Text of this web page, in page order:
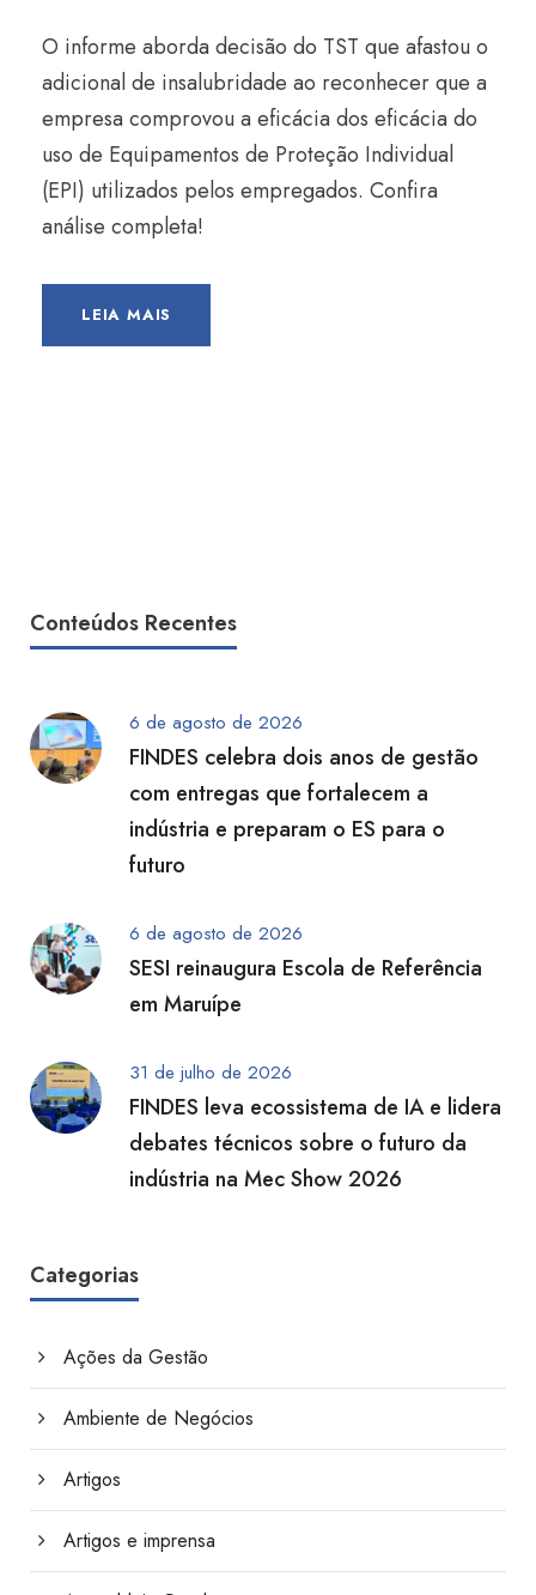
O informe aborda decisão do TST que afastou o
adicional de insalubridade ao reconhecer que a
empresa comprovou a eficácia dos eficácia do
uso de Equipamentos de Proteção Individual
(EPI) utilizados pelos empregados. Confira
análise completa!
LEIA MAIS
Conteúdos Recentes
6 de agosto de 2026
FINDES celebra dois anos de gestão
com entregas que fortalecem a
indústria e preparam o ES para o
futuro
6 de agosto de 2026
SESI reinaugura Escola de Referência
em Maruípe
31 de julho de 2026
FINDES leva ecossistema de IA e lidera
debates técnicos sobre o futuro da
indústria na Mec Show 2026
Categorias
Ações da Gestão
Ambiente de Negócios
Artigos
Artigos e imprensa